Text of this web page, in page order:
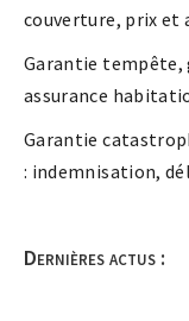
couverture, prix
Garantie tempête,
assurance
Garantie
: indemnisation,
Dernières actus :